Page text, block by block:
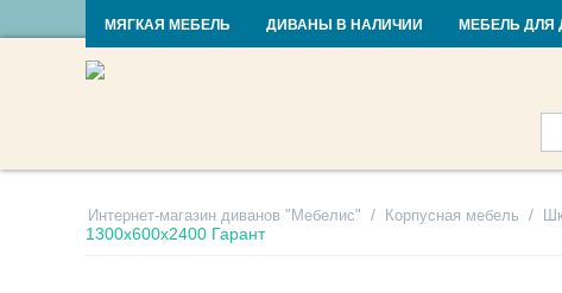
RU UA
МЯГКАЯ МЕБЕЛЬ ДИВАНЫ В НАЛИЧИИ МЕБЕЛЬ ДЛЯ
Интернет-магазин диванов "Мебелис" / Корпусная мебель /
1300х600х2400 Гарант